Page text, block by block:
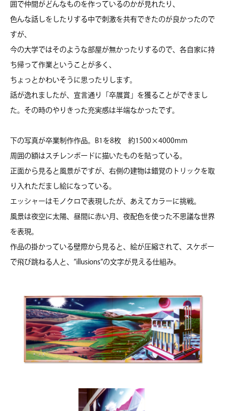
囲で仲間がどんなものを作っているのかが見れたり、
色んな話しをしたりする中で刺激を共有できたのが良かったので
すが、
今の大学ではそのような部屋が無かったりするので、各自家に持
ち帰って作業ということが多く、
ちょっとかわいそうに思ったりします。
話が逸れましたが、宣言通り「卒展賞」を獲ることができまし
た。その時のやりきった充実感は半端なかったです。
下の写真が卒業制作作品。B1を8枚 約1500×4000mm
周囲の額はスチレンボードに描いたものを貼っている。
正面から見ると風景がですが、右側の建物は錯覚のトリックを取
り入れただまし絵になっている。
エッシャーはモノクロで表現したが、あえてカラーに挑戦。
風景は夜空に太陽、昼間に赤い月、夜配色を使った不思議な世界
を表現。
作品の掛かっている壁際から見ると、絵が圧縮されて、スケボー
で飛び跳ねる人と、”illusions”の文字が見える仕組み。